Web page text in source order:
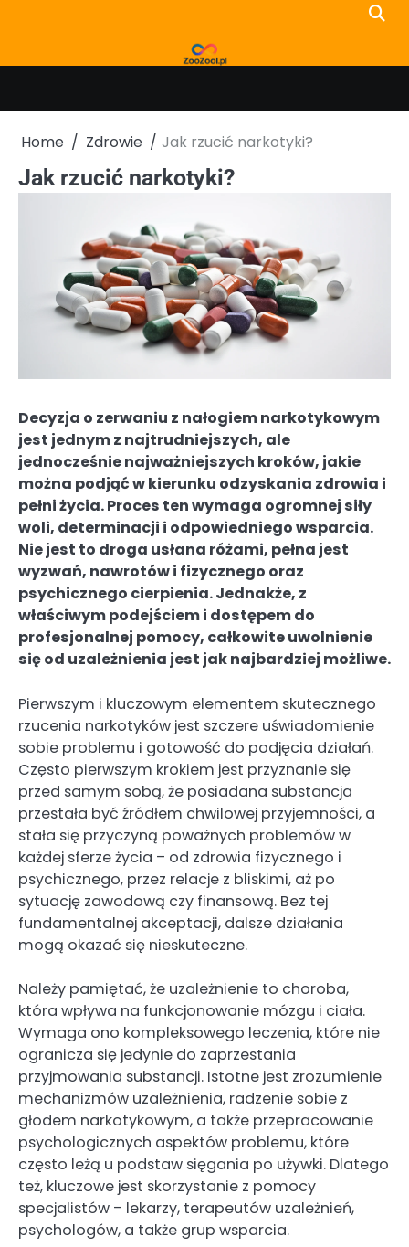
Home Zdrowie Jak rzucić narkotyki?
Jak rzucić narkotyki?
Decyzja o zerwaniu z nałogiem narkotykowym
jest jednym z najtrudniejszych, ale
jednocześnie najważniejszych kroków, jakie
można podjąć w kierunku odzyskania zdrowia i
pełni życia. Proces ten wymaga ogromnej siły
woli, determinacji i odpowiedniego wsparcia.
Nie jest to droga usłana różami, pełna jest
wyzwań, nawrotów i fizycznego oraz
psychicznego cierpienia. Jednakże, z
właściwym podejściem i dostępem do
profesjonalnej pomocy, całkowite uwolnienie
się od uzależnienia jest jak najbardziej możliwe.
Pierwszym i kluczowym elementem skutecznego
rzucenia narkotyków jest szczere uświadomienie
sobie problemu i gotowość do podjęcia działań.
Często pierwszym krokiem jest przyznanie się
przed samym sobą, że posiadana substancja
przestała być źródłem chwilowej przyjemności, a
stała się przyczyną poważnych problemów w
każdej sferze życia – od zdrowia fizycznego i
psychicznego, przez relacje z bliskimi, aż po
sytuację zawodową czy finansową. Bez tej
fundamentalnej akceptacji, dalsze działania
mogą okazać się nieskuteczne.
Należy pamiętać, że uzależnienie to choroba,
która wpływa na funkcjonowanie mózgu i ciała.
Wymaga ono kompleksowego leczenia, które nie
ogranicza się jedynie do zaprzestania
przyjmowania substancji. Istotne jest zrozumienie
mechanizmów uzależnienia, radzenie sobie z
głodem narkotykowym, a także przepracowanie
psychologicznych aspektów problemu, które
często leżą u podstaw sięgania po używki. Dlatego
też, kluczowe jest skorzystanie z pomocy
specjalistów – lekarzy, terapeutów uzależnień,
psychologów, a także grup wsparcia.